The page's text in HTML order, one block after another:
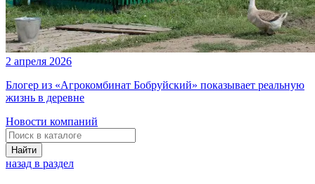
2 апреля 2026
Блогер из «Агрокомбинат Бобруйский» показывает реальную
жизнь в деревне
Новости компаний
Найти
назад в раздел